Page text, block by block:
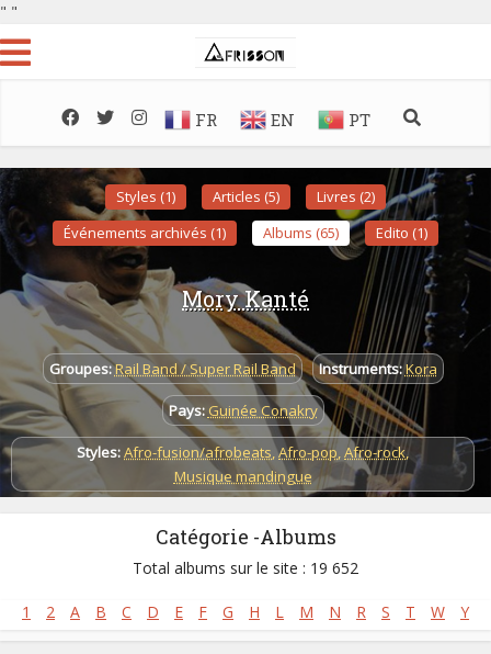
" "
FR EN PT
Styles (1) Articles (5)
Livres (2)
Événements archivés (1)
Albums (65) Edito (1)
Mory Kanté
Groupes:Rail Band / Super Rail Band Instruments:Kora
Pays:Guinée Conakry
Styles:Afro-fusion/afrobeats,Afro-pop,Afro-rock,
Musique mandingue
Décédé : 22/05/2020
Catégorie -Albums
Total albums sur le site : 19 652
1 2 A B C D E F G H L M N R S T W Y